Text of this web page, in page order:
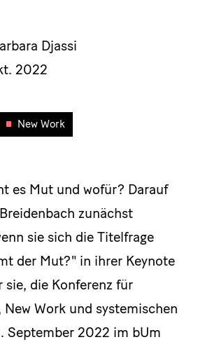
Djassi
2022
New Work
es Mut und wofür? Darauf
zunächst
sie sich die Titelfrage
der Mut?" in ihrer Keynote
die Konferenz für
New Work und systemischen
September 2022 im bUm